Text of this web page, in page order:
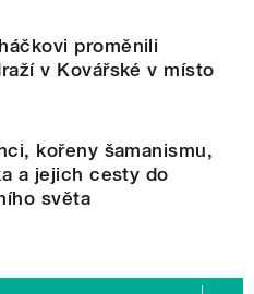
proměnili
v Kovářské v místo
kořeny šamanismu,
a jejich cesty do
světa